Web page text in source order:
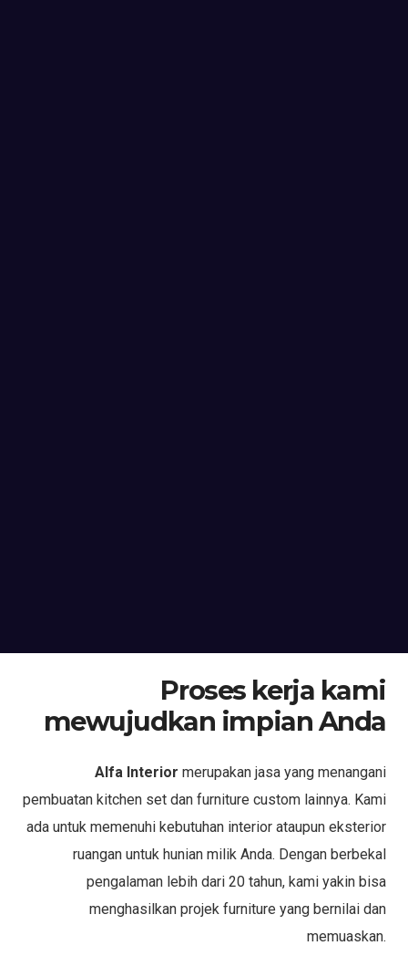
Proses kerja kami
mewujudkan impian Anda
Alfa Interior merupakan jasa yang menangani
pembuatan kitchen set dan furniture custom lainnya. Kami
ada untuk memenuhi kebutuhan interior ataupun eksterior
ruangan untuk hunian milik Anda. Dengan berbekal
pengalaman lebih dari 20 tahun, kami yakin bisa
menghasilkan projek furniture yang bernilai dan
memuaskan.